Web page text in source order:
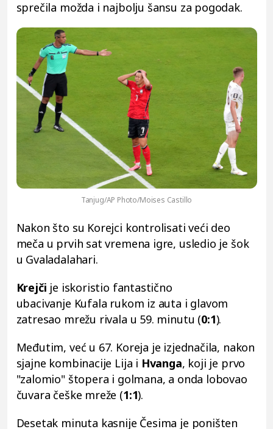
sprečila možda i najbolju šansu za pogodak.
Tanjug/AP Photo/Moises Castillo
Nakon što su Korejci kontrolisati veći deo
meča u prvih sat vremena igre, usledio je šok
u Gvaladalahari.
Krejči je iskoristio fantastično
ubacivanje Kufala rukom iz auta i glavom
zatresao mrežu rivala u 59. minutu (0:1).
Međutim, već u 67. Koreja je izjednačila, nakon
sjajne kombinacije Lija i Hvanga, koji je prvo
"zalomio" štopera i golmana, a onda lobovao
čuvara češke mreže (1:1).
Desetak minuta kasnije Česima je poništen